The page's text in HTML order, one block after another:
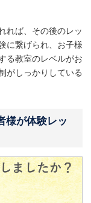
れば、その後のレッ
に繋げられ、お子様
る教室のレベルがお
がしっかりしている
様が体験レッ